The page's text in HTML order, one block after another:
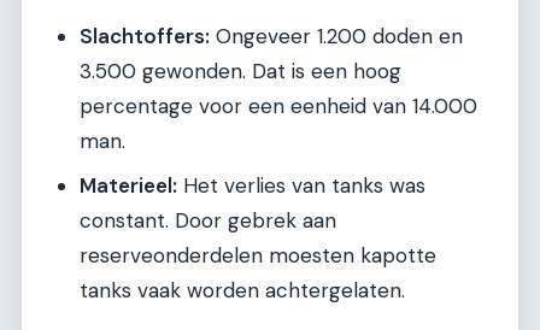
Slachtoffers: Ongeveer 1.200 doden en
3.500 gewonden. Dat is een hoog
percentage voor een eenheid van 14.000
man.
Materieel: Het verlies van tanks was
constant. Door gebrek aan
reserveonderdelen moesten kapotte
tanks vaak worden achtergelaten.